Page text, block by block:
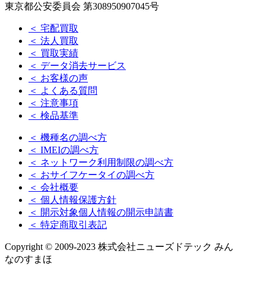
東京都公安委員会 第308950907045号
＜ 宅配買取
＜ 法人買取
＜ 買取実績
＜ データ消去サービス
＜ お客様の声
＜ よくある質問
＜ 注意事項
＜ 検品基準
＜ 機種名の調べ方
＜ IMEIの調べ方
＜ ネットワーク利用制限の調べ方
＜ おサイフケータイの調べ方
＜ 会社概要
＜ 個人情報保護方針
＜ 開示対象個人情報の開示申請書
＜ 特定商取引表記
Copyright © 2009-2023 株式会社ニューズドテック みん
なのすまほ